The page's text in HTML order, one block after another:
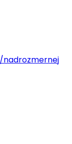
nadrozmernej